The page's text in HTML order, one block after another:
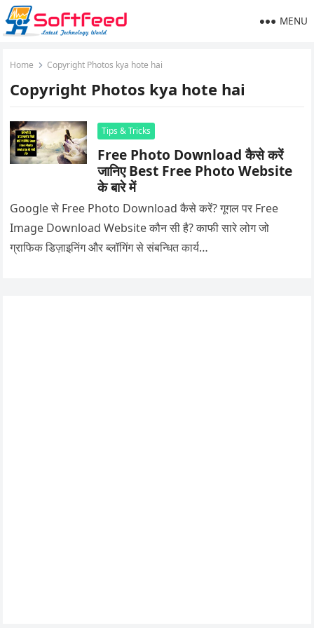
MENU
Home Copyright Photos kya hote hai
Copyright Photos kya hote hai
Tips & Tricks
Free Photo Download कैसे करें
जानिए Best Free Photo Website
के बारे में
Google से Free Photo Download कैसे करें? गूगल पर Free
Image Download Website कौन सी है? काफी सारे लोग जो
ग्राफिक डिज़ाइनिंग और ब्लॉगिंग से संबन्धित कार्य…